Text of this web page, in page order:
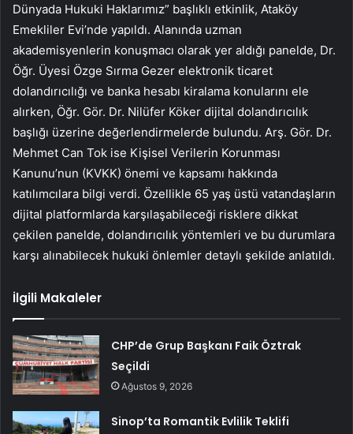
Dünyada Hukuki Haklarımız” başlıklı etkinlik, Ataköy
Emekliler Evi’nde yapıldı. Alanında uzman
akademisyenlerin konuşmacı olarak yer aldığı panelde, Dr.
Öğr. Üyesi Özge Sırma Gezer elektronik ticaret
dolandırıcılığı ve banka hesabı kiralama konularını ele
alırken, Öğr. Gör. Dr. Nilüfer Köker dijital dolandırıcılık
başlığı üzerine değerlendirmelerde bulundu. Arş. Gör. Dr.
Mehmet Can Tok ise Kişisel Verilerin Korunması
Kanunu’nun (KVKK) önemi ve kapsamı hakkında
katılımcılara bilgi verdi. Özellikle 65 yaş üstü vatandaşların
dijital platformlarda karşılaşabileceği risklere dikkat
çekilen panelde, dolandırıcılık yöntemleri ve bu durumlara
karşı alınabilecek hukuki önlemler detaylı şekilde anlatıldı.
İlgili Makaleler
CHP’de Grup Başkanı Faik Öztrak
Seçildi
Ağustos 9, 2026
Sinop’ta Romantik Evlilik Teklifi